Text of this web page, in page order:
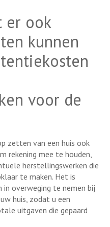
er ook
kunnen
voor de
zetten van een huis ook
rekening mee te houden,
herstellingswerken die
te maken. Het is
overweging te nemen bij
huis, zodat u een
uitgaven die gepaard